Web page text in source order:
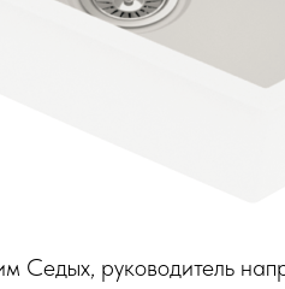
Седых, руководитель